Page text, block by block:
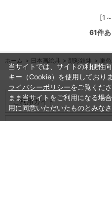
[1
61件
ホーム > 日本画絵具 > 顔彩鉄鉢 > 単色
ご利用ガイド
当サイトでは、サイトの利便性
キー（Cookie）を使用しており
ライバシーポリシーをご覧くだ
まま当サイトをご利用になる場
用に同意いただいたものとみなさ